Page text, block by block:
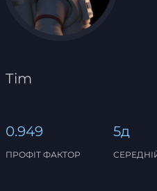
Tim
0.949
ПРОФІТ ФАКТОР
5д